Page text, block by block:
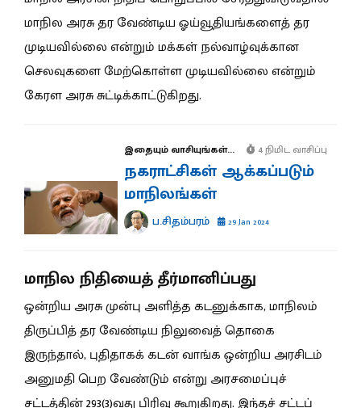
மாநில அரசு தர வேண்டிய ஓய்வூதியங்களைத் தர
முடியவில்லை என்றும் மக்கள் நல்வாழ்வுக்கான
செலவுகளை மேற்கொள்ள முடியவில்லை என்றும்
கேரள அரசு சுட்டிக்காட்டுகிறது.
இதையும் வாசியுங்கள்... 4 நிமிட வாசிப்பு
நகராட்சிகள் ஆக்கப்படும்
மாநிலங்கள்
ப.சிதம்பரம் 29 Jan 2024
மாநில நிதியைத் தீர்மானிப்பது
ஒன்றிய அரசு முன்பு அளித்த கடனுக்காக, மாநிலம்
திருப்பித் தர வேண்டிய நிலுவைத் தொகை
இருந்தால், புதிதாகக் கடன் வாங்க ஒன்றிய அரசிடம்
அனுமதி பெற வேண்டும் என்று அரசமைப்புச்
சட்டத்தின் 293(3)வது பிரிவு கூறுகிறது. இந்தச் சட்டப்